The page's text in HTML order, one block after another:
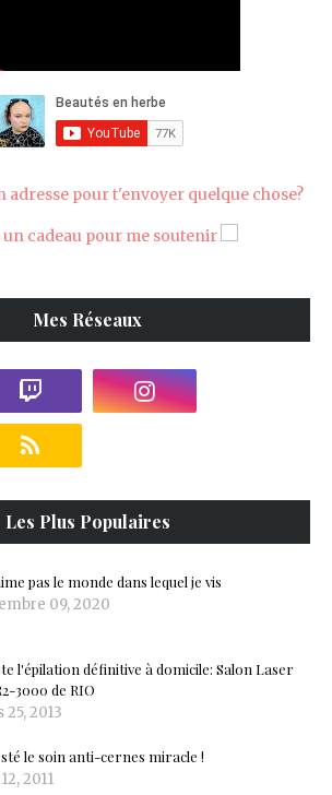
adresse pour t'envoyer quelque chose?
cadeau pour me soutenir
Mes Réseaux
Les Plus Populaires
pas le monde dans lequel je vis
09, 2020
l'épilation définitive à domicile: Salon Laser
3000 de RIO
25, 2013
le soin anti-cernes miracle !
2011